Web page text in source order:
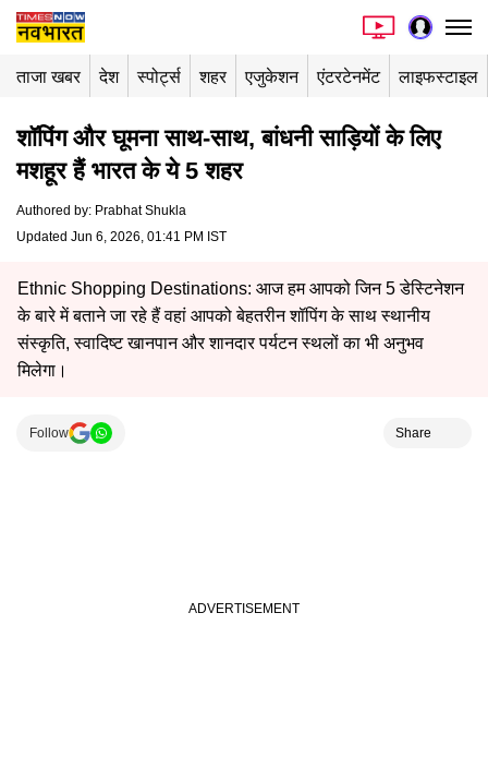
ताजा खबर देश स्पोर्ट्स शहर एजुकेशन एंटरटेनमेंट लाइफस्टाइल
शॉपिंग और घूमना साथ-साथ, बांधनी साड़ियों के लिए
मशहूर हैं भारत के ये 5 शहर
Authored by: Prabhat Shukla
Updated Jun 6, 2026, 01:41 PM IST
Ethnic Shopping Destinations: आज हम आपको जिन 5 डेस्टिनेशन
के बारे में बताने जा रहे हैं वहां आपको बेहतरीन शॉपिंग के साथ स्थानीय
संस्कृति, स्वादिष्ट खानपान और शानदार पर्यटन स्थलों का भी अनुभव
मिलेगा।
Follow Share